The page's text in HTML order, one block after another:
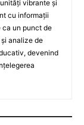
vibrante și
cu informații
un punct de
analize de
devenind